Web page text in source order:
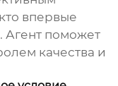
впервые
Агент поможет
качества и